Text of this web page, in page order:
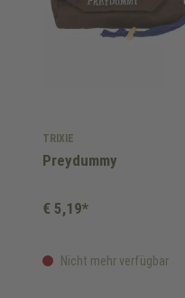
TRIXIE
Preydummy
Nicht mehr verfügbar
€ 5,19*